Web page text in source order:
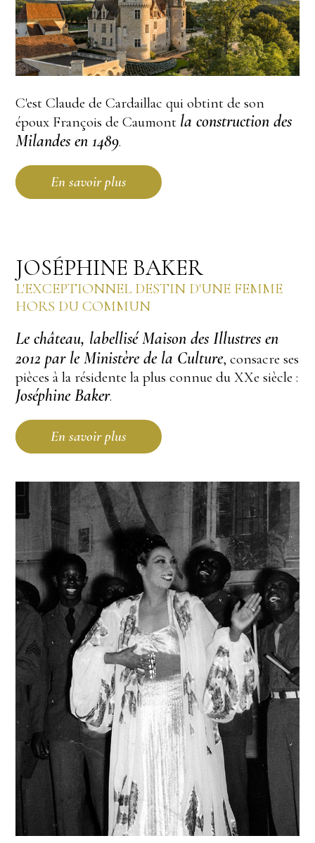
C'est Claude de Cardaillac qui obtint de son
époux François de Caumont la construction des
Milandes en 1489.
En savoir plus
JOSÉPHINE BAKER
L'EXCEPTIONNEL DESTIN D'UNE FEMME
HORS DU COMMUN
Le château, labellisé Maison des Illustres en
2012 par le Ministère de la Culture, consacre ses
pièces à la résidente la plus connue du XXe siècle :
Joséphine Baker.
En savoir plus